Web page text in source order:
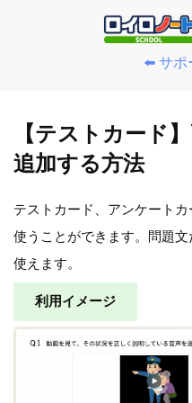
⬅️ サポ
【テストカード
追加する方法
テストカード、アンケート
使うことができます。問題
使えます。
利用イメージ